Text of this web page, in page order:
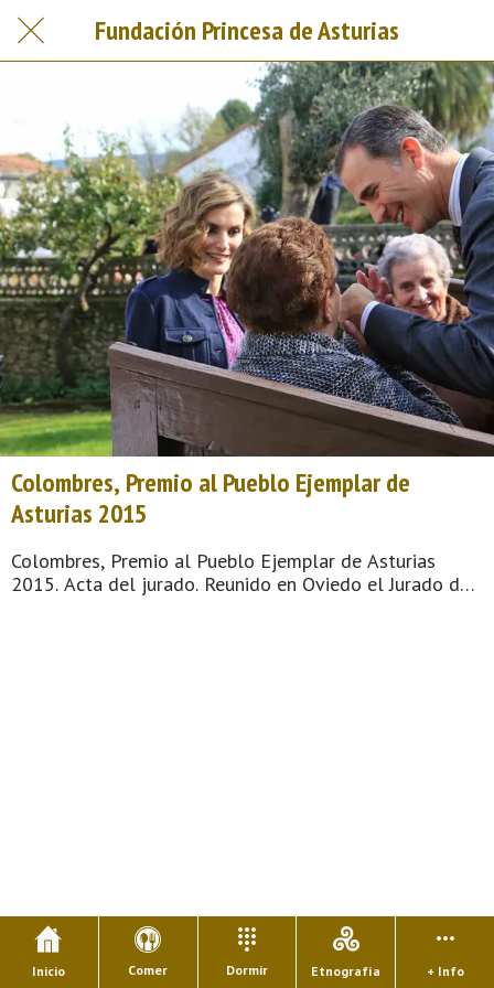
Fundación Princesa de Asturias
Colombres, Premio al Pueblo Ejemplar de
Asturias 2015
Colombres, Premio al Pueblo Ejemplar de Asturias
2015. Acta del jurado. Reunido en Oviedo el Jurado del
Inicio Comer Dormir Etnografía + Info